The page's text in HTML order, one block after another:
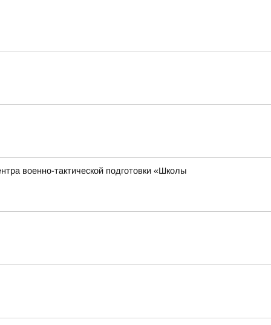
военно-тактической подготовки «Школы